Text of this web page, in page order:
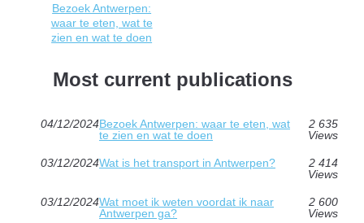
Bezoek Antwerpen:
waar te eten, wat te
zien en wat te doen
Most current publications
04/12/2024Bezoek Antwerpen: waar te eten, wat
te zien en wat te doen
2 635
Views
03/12/2024Wat is het transport in Antwerpen?
2 414
Views
03/12/2024Wat moet ik weten voordat ik naar
Antwerpen ga?
2 600
Views